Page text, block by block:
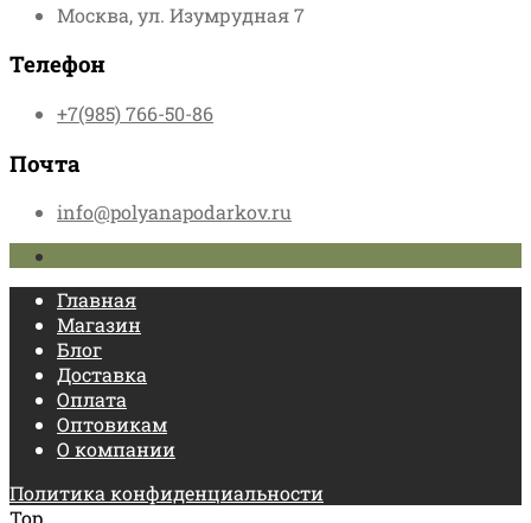
Москва, ул. Изумрудная 7
Телефон
+7(985) 766-50-86
Почта
info@polyanapodarkov.ru
Главная
Магазин
Блог
Доставка
Оплата
Оптовикам
О компании
Политика конфиденциальности